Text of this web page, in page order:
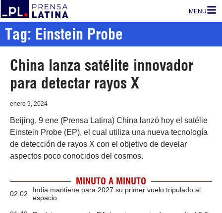
MENU
Tag: Einstein Probe
China lanza satélite innovador
para detectar rayos X
enero 9, 2024
Beijing, 9 ene (Prensa Latina) China lanzó hoy el satélie
Einstein Probe (EP), el cual utiliza una nueva tecnología
de detección de rayos X con el objetivo de develar
aspectos poco conocidos del cosmos.
MINUTO A MINUTO
02:02
India mantiene para 2027 su primer vuelo tripulado al
espacio